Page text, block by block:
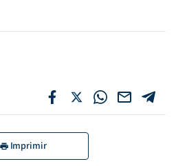
Imprimir